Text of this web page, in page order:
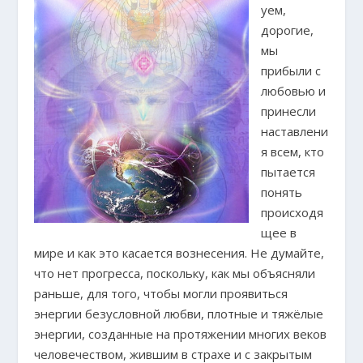
уем,
дорогие,
мы
прибыли с
любовью и
принесли
наставлени
я всем, кто
пытается
понять
происходя
щее в
мире и как это касается вознесения. Не думайте,
что нет прогресса, поскольку, как мы объясняли
раньше, для того, чтобы могли проявиться
энергии безусловной любви, плотные и тяжёлые
энергии, созданные на протяжении многих веков
человечеством, жившим в страхе и с закрытым